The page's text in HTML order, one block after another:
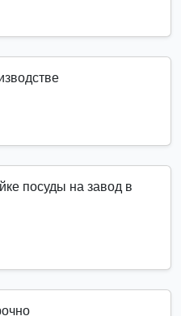
посуды на завод в